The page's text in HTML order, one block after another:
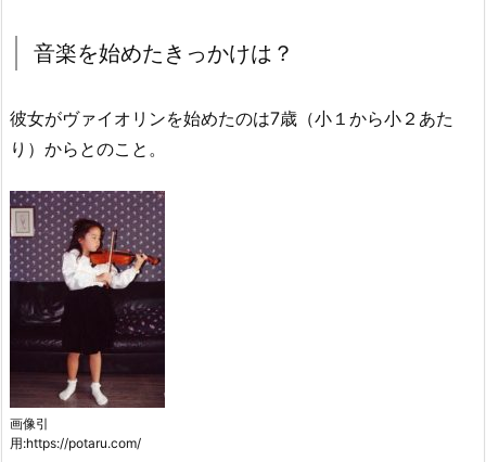
音楽を始めたきっかけは？
彼女がヴァイオリンを始めたのは7歳（小１から小２あた
り）からとのこと。
画像引
用:https://potaru.com/